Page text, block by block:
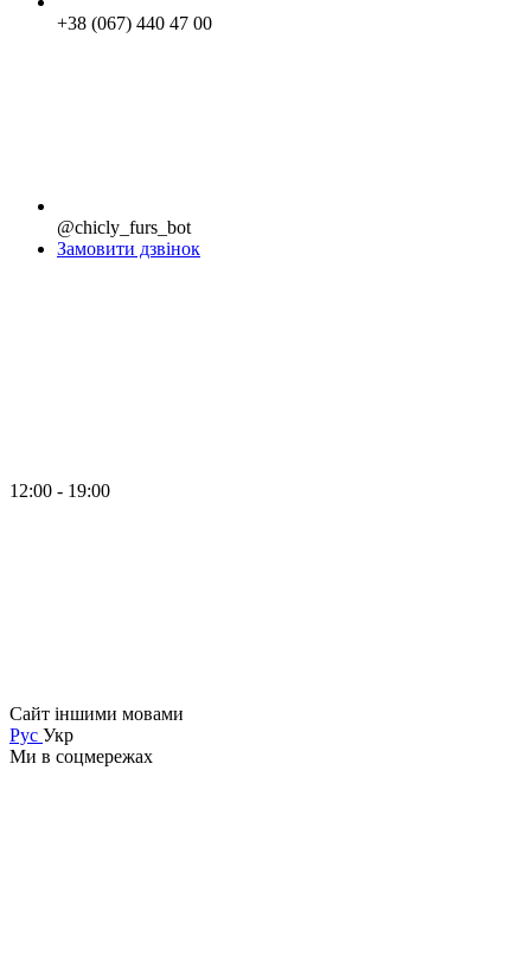
+38 (067) 440 47 00
@chicly_furs_bot
Замовити дзвінок
12:00 - 19:00
Сайт іншими мовами
Рус Укр
Ми в соцмережах